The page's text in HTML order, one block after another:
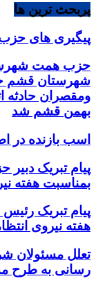
پربحث ترین ها
پیگیری های
حزب همت
شهرستان قشم
ومقصران حادثه
بهمن قشم شد
اسب بازنده در
پیام تبریک
بمناسبت هفته
پیام تبریک
هفته نیروی
تعلل مسئولان
رسانی به طرح